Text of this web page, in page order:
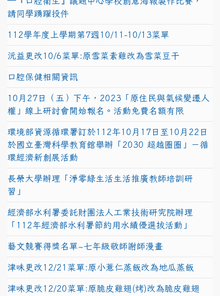
請同學踴躍投件
112學年度上學期第7週10/11-10/13菜單
沅益更改10/6菜單:原雪菜素雞改為雪菜豆干
口腔保健相關資訊
10月27日（五）下午，2023「原住民與氣候變遷人
權」線上研討會開始報名。活動免費名額有限
環境部資源循環署訂於112年10月17日至10月22日
於國立臺灣科學教育館舉辦「2030 超越圈圈」－循
環經濟新創展活動
長榮大學辦理「淨零綠生活生活推廣教師培訓研
習」
經濟部水利署委託財團法人工業技術研究院辦理
「112年經濟部水利署節約用水績優選拔活動」
藝文競賽得獎名單~七年級敬師謝師漫畫
津味更改12/21菜單:原小薏仁蒸飯改為地瓜蒸飯
津味更改12/20菜單:原脆皮雞翅(烤)改為脆皮雞翅